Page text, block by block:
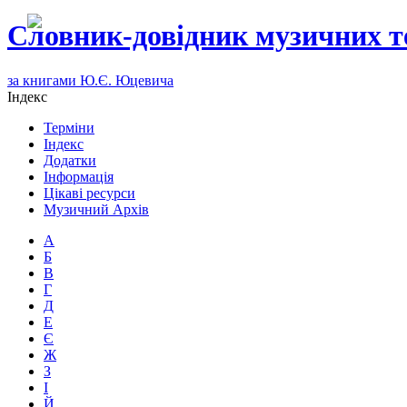
Словник-довідник музичних
за книгами Ю.Є. Юцевича
Індекс
Терміни
Індекс
Додатки
Інформація
Цікаві ресурси
Музичний Архів
А
Б
В
Г
Д
Е
Є
Ж
З
І
Й